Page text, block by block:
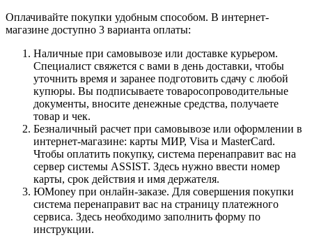
Оплачивайте покупки удобным способом. В интернет-
магазине доступно 3 варианта оплаты:
Наличные при самовывозе или доставке курьером.
Специалист свяжется с вами в день доставки, чтобы
уточнить время и заранее подготовить сдачу с любой
купюры. Вы подписываете товаросопроводительные
документы, вносите денежные средства, получаете
товар и чек.
Безналичный расчет при самовывозе или оформлении в
интернет-магазине: карты МИР, Visa и MasterCard.
Чтобы оплатить покупку, система перенаправит вас на
сервер системы ASSIST. Здесь нужно ввести номер
карты, срок действия и имя держателя.
ЮMoney при онлайн-заказе. Для совершения покупки
система перенаправит вас на страницу платежного
сервиса. Здесь необходимо заполнить форму по
инструкции.